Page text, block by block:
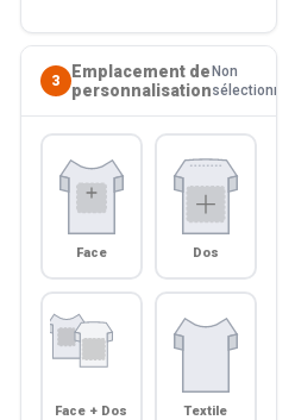
3
Emplacement de
personnalisation
Non
sélectionné
Face Dos
Face + Dos
Textile